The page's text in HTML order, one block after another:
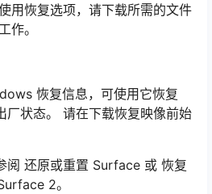
用恢复选项，请下载所需的文件
作。
恢复信息，可使用它恢复
状态。 请在下载恢复映像前始
阅 还原或重置 Surface 或 恢复
2。